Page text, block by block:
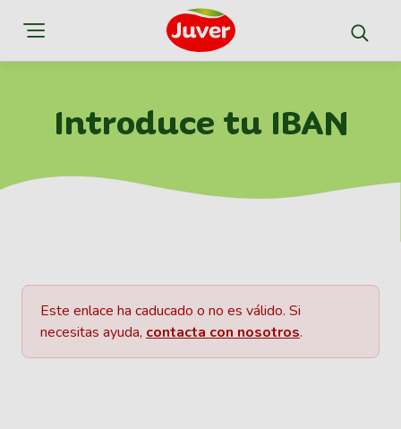
Introduce tu IBAN
Este enlace ha caducado o no es válido. Si
necesitas ayuda, contacta con nosotros.